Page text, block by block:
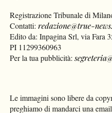
Registrazione Tribunale di
Contatti:redazione@true-
Edito da: Inpagina Srl, via Fara
PI 11299360963
Per la tua pubblicità:
Le immagini sono libere da
preghiamo di mandarci una